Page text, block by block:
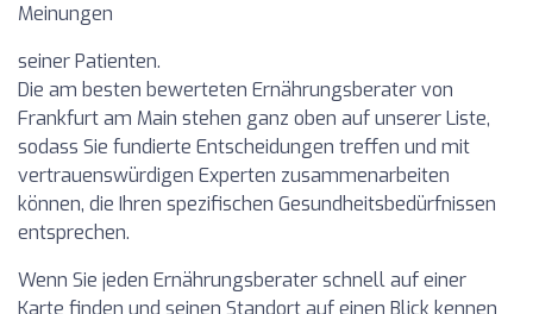
Meinungen
seiner Patienten.
Die am besten bewerteten Ernährungsberater von
Frankfurt am Main stehen ganz oben auf unserer Liste,
sodass Sie fundierte Entscheidungen treffen und mit
vertrauenswürdigen Experten zusammenarbeiten
können, die Ihren spezifischen Gesundheitsbedürfnissen
entsprechen.
Wenn Sie jeden Ernährungsberater schnell auf einer